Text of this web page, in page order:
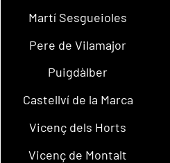
Martí Sesgueioles
Pere de Vilamajor
Puigdàlber
Castellví de la Marca
Vicenç dels Horts
Vicenç de Montalt